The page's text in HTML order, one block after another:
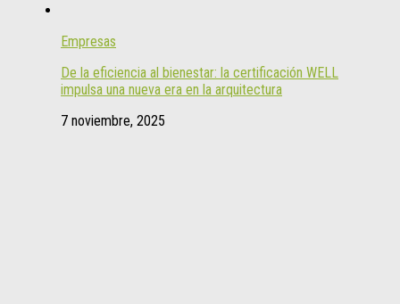
Empresas
De la eficiencia al bienestar: la certificación WELL
impulsa una nueva era en la arquitectura
7 noviembre, 2025